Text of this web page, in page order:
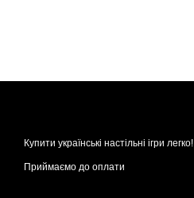
Купити українські настільні ігри легко!
Приймаємо до оплати